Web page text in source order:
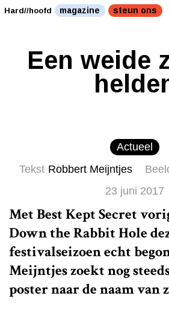
Hard//hoofd magazine steun ons
Een weide
Actueel
Tekst Robbert Meijntjes
23 juni 2017
Met Best Kept Secret
Down the Rabbit Hole
festivalseizoen echt
Meijntjes zoekt nog
poster naar de naam van